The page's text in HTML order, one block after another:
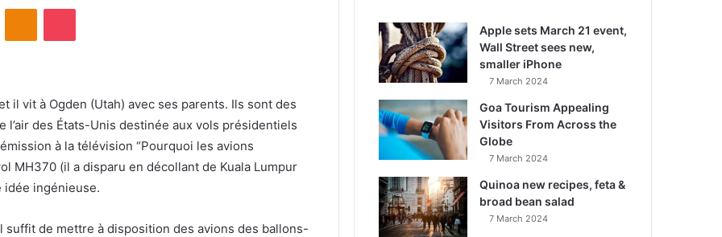
il vit à Ogden (Utah) avec ses parents. Ils sont des
l’air des États-Unis destinée aux vols présidentiels
à la télévision “Pourquoi les avions
MH370 (il a disparu en décollant de Kuala Lumpur
idée ingénieuse.
suffit de mettre à disposition des avions des ballons-
Apple sets March 21 event,
Wall Street sees new,
smaller iPhone
7 March 2024
Goa Tourism Appealing
Visitors From Across the
Globe
7 March 2024
Quinoa new recipes, feta &
broad bean salad
7 March 2024